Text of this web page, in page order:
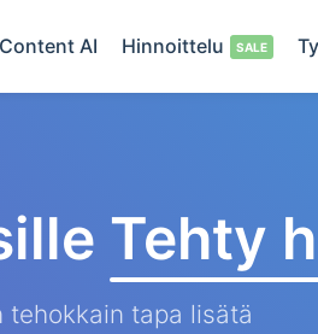
Content AI Hinnoittelu
Tehty
tehokkain tapa lisätä